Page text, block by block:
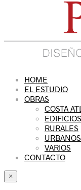
HOME
EL ESTUDIO
OBRAS
COSTA
RURALES
URBANOS
VARIOS
CONTACTO
×